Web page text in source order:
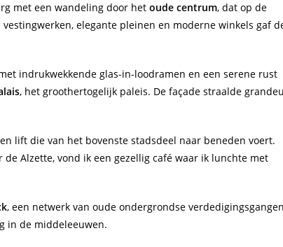
met een wandeling door het oude centrum, dat op de
elegante pleinen en moderne winkels gaf
indrukwekkende glas-in-loodramen en een serene rust
, het groothertogelijk paleis. De façade straalde
lift die van het bovenste stadsdeel naar beneden voert.
Alzette, vond ik een gezellig café waar ik lunchte met
, een netwerk van oude ondergrondse
in de middeleeuwen.